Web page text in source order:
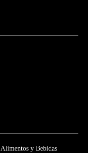
Alimentos y Bebidas